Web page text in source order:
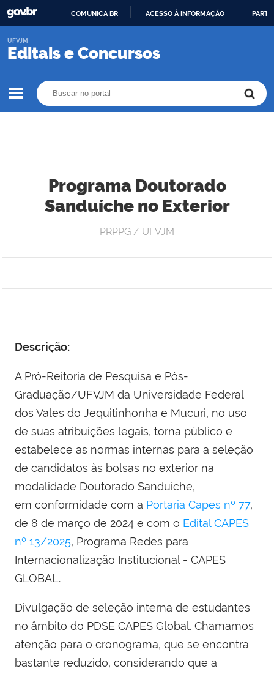
O
COMUNICA BR ACESSO À INFORMAÇÃO
Editais e Concursos
UFVJM
Programa Doutorado
Sanduíche no Exterior
PRPPG / UFVJM
Descrição:
A Pró-Reitoria de Pesquisa e Pós-
Graduação/UFVJM da Universidade Federal
dos Vales do Jequitinhonha e Mucuri, no uso
de suas atribuições legais, torna público e
estabelece as normas internas para a seleção
de candidatos às bolsas no exterior na
modalidade Doutorado Sanduíche,
em conformidade com a Portaria Capes nº 77,
de 8 de março de 2024 e com o Edital CAPES
nº 13/2025, Programa Redes para
Internacionalização Institucional - CAPES
GLOBAL.
Divulgação de seleção interna de estudantes
no âmbito do PDSE CAPES Global. Chamamos
atenção para o cronograma, que se encontra
bastante reduzido, considerando que a